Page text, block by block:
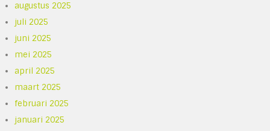
augustus 2025
juli 2025
juni 2025
mei 2025
april 2025
maart 2025
februari 2025
januari 2025